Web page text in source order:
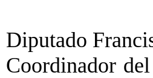
Diputado
Coordinador